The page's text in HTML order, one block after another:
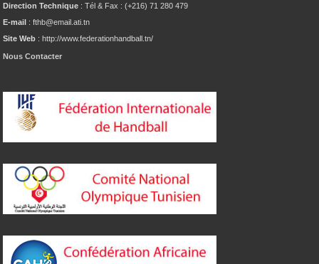
Direction Technique : Tél & Fax : (+216) 71 280 479
E-mail : fthb@email.ati.tn
Site Web : http://www.federationhandball.tn/
Nous Contacter